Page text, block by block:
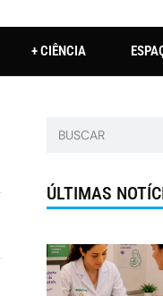
+ CIÊNCIA
ÚLTIMAS